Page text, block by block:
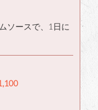
ソースで、1日に